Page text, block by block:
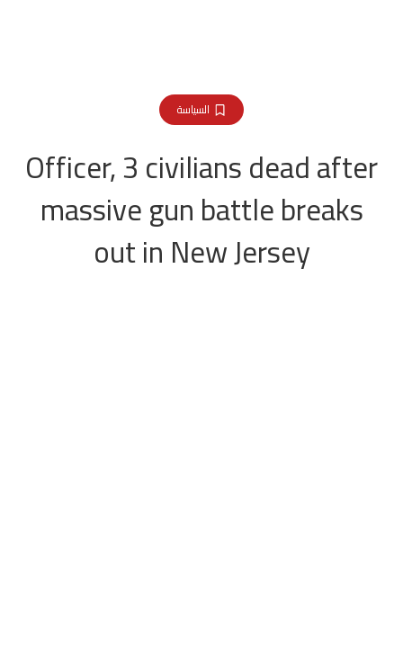
السياسة
Officer, 3 civilians dead after
massive gun battle breaks
out in New Jersey